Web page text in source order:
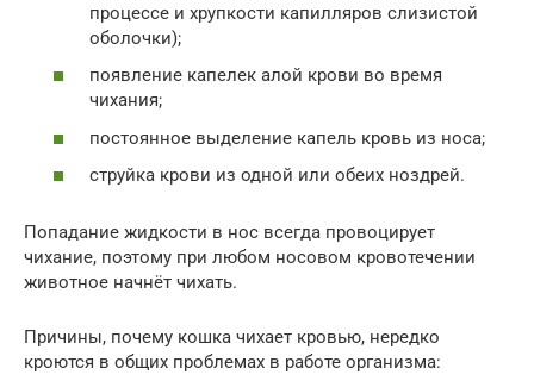
процессе и хрупкости капилляров слизистой
оболочки);
появление капелек алой крови во время
чихания;
постоянное выделение капель кровь из носа;
струйка крови из одной или обеих ноздрей.
Попадание жидкости в нос всегда провоцирует
чихание, поэтому при любом носовом кровотечении
животное начнёт чихать.
Причины, почему кошка чихает кровью, нередко
кроются в общих проблемах в работе организма: